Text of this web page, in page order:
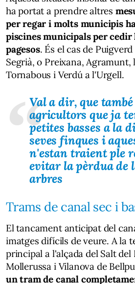
ha portat a prendre altres
per regar i molts municipis
piscines municipals per cedir
pagesos. És el cas de
Segrià, o Preixana, Agramunt,
Tornabous i Verdú a l'Urgell.
Val a dir, que
agricultors que ja
petites basses a la
seves finques i
n'estan traient ple
evitar la pèrdua de
arbres
Trams de canal sec i
El tancament anticipat del
imatges difícils de veure. A la
principal a l'alçada del Salt
Mollerussa i Vilanova de
un tram de canal